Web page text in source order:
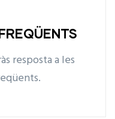
resposta a les